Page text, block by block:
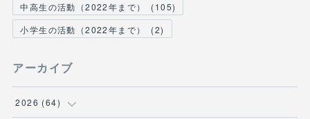
中高生の活動（2022年まで）
(105)
小学生の活動（2022年まで）
(2)
アーカイブ
2026 (64)